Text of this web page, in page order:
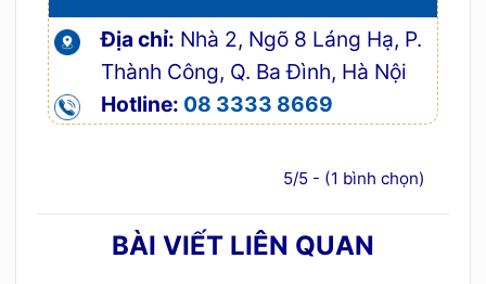
Địa chỉ: Nhà 2, Ngõ 8 Láng Hạ, P.
Thành Công, Q. Ba Đình, Hà Nội
Hotline: 08 3333 8669
5/5 - (1 bình chọn)
BÀI VIẾT LIÊN QUAN